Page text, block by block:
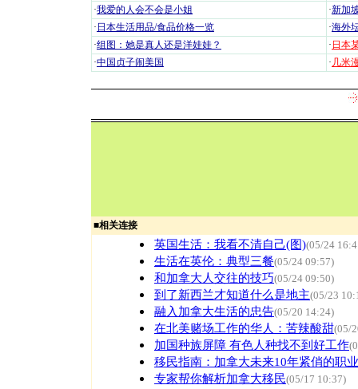
·我爱的人会不会是小姐 ·新加
· 日本生活用品/食品价格一览 ·海外
·组图：她是真人还是洋娃娃？ · 日本
·中国贞子闹美国 · 几米
■相关连接
英国生活：我看不清自己(图)(05/24
生活在英伦：典型三餐(05/24 09:57)
和加拿大人交往的技巧(05/24 09:50)
到了新西兰才知道什么是地主(05/23
融入加拿大生活的忠告(05/20 14:24)
在北美赌场工作的华人：苦辣酸甜(05/
加国种族屏障 有色人种找不到好工作
移民指南：加拿大未来10年紧俏的职业
专家帮你解析加拿大移民(05/17 10:37)